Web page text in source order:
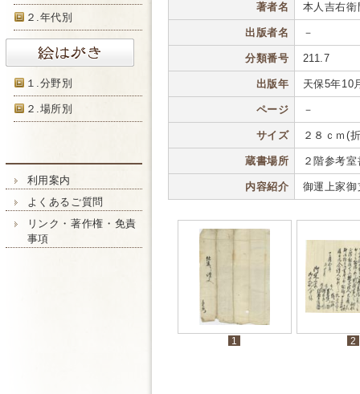
２.年代別
１.分野別
２.場所別
利用案内
よくあるご質問
リンク・著作権・免責
事項
著者名 本人吉右
出版者名 －
分類番号 211.7
出版年 天保5年10
ページ －
サイズ ２８ｃｍ(
蔵書場所 ２階参考
内容紹介 御運上家
1 2